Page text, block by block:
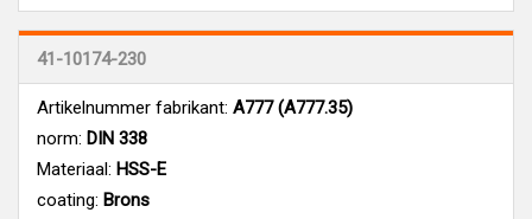
41-10174-230
Artikelnummer fabrikant: A777 (A777.35)
norm: DIN 338
Materiaal: HSS-E
coating: Brons